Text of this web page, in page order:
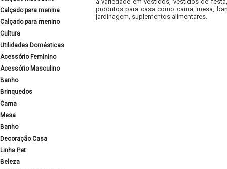
Calçado para menina
Calçado para menino
Cultura
Utilidades Domésticas
Acessório Feminino
Acessório Masculino
Banho
Brinquedos
Cama
Mesa
Banho
Decoração Casa
Linha Pet
Beleza
produtos para casa como cama, mesa,
jardinagem, suplementos alimentares.